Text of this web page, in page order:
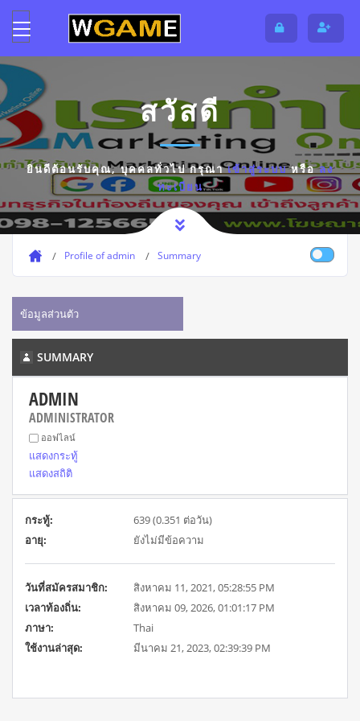
สวัสดี
ยินดีต้อนรับคุณ,บุคคลทั่วไปกรุณาเข้าสู่ระบบหรือลง
ทะเบียน
Profile of admin Summary
ข้อมูลส่วนตัว
SUMMARY
ADMIN
ADMINISTRATOR
ออฟไลน์
แสดงกระทู้
แสดงสถิติ
กระทู้:
639 (0.351 ต่อวัน)
อายุ:
ยังไม่มีข้อความ
วันที่สมัครสมาชิก:
สิงหาคม 11, 2021, 05:28:55 PM
เวลาท้องถิ่น:
สิงหาคม 09, 2026, 01:01:17 PM
ภาษา:
Thai
ใช้งานล่าสุด:
มีนาคม 21, 2023, 02:39:39 PM